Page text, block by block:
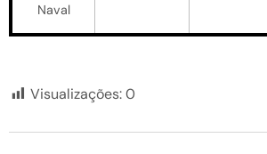
Naval
Visualizações:0